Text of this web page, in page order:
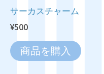
サーカスチャーム
¥500
商品を購入